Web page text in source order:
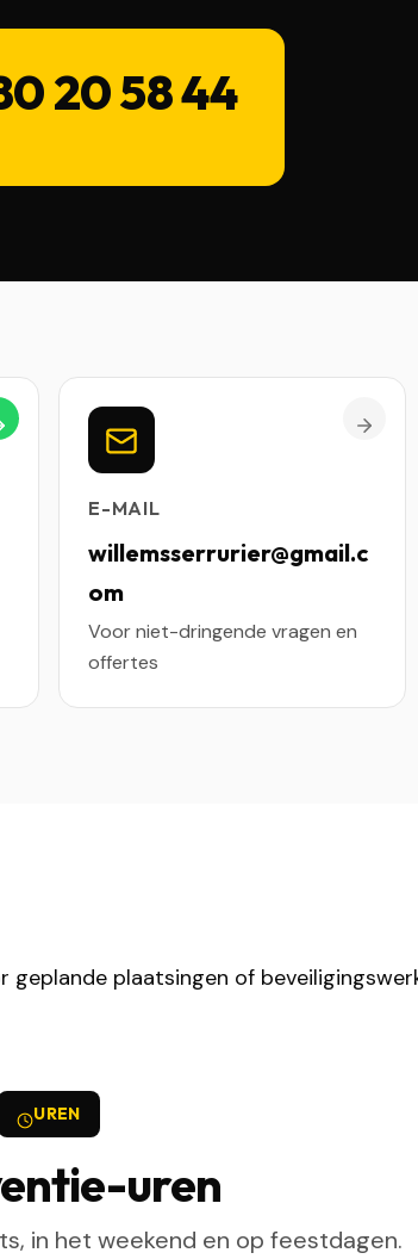
20 58 44
E-MAIL
willemsserrurier@gmail.c
om
Voor niet-dringende vragen en
offertes
plaatsingen of
UREN
uren
in het weekend en op feestdagen.